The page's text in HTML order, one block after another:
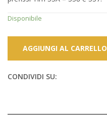
Disponibile
AGGIUNGI AL CARRELLO
CONDIVIDI SU: